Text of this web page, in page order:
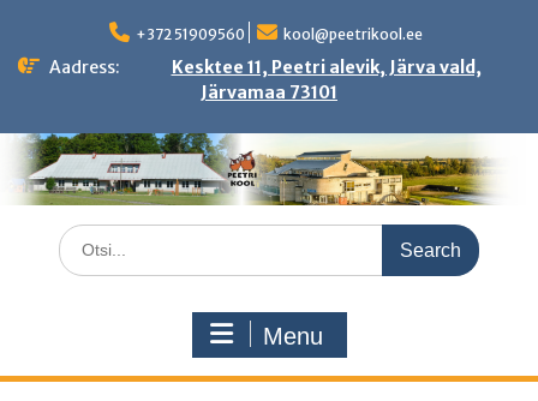
content
+372 51909560 kool@peetrikool.ee
Aadress:
Kesktee 11, Peetri alevik, Järva vald,
Järvamaa 73101
Search
for:
Menu